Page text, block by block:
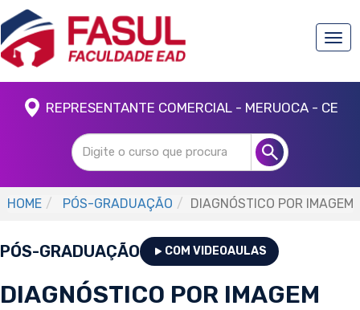
REPRESENTANTE COMERCIAL - MERUOCA - CE
HOME PÓS-GRADUAÇÃO DIAGNÓSTICO POR IMAGEM
PÓS-GRADUAÇÃO COM VIDEOAULAS
DIAGNÓSTICO POR IMAGEM